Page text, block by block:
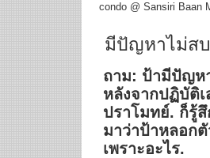
condo @ Sansiri Baan
มีปัญหาไม่ส
ถาม: ป้ามีปัญห
หลังจากปฏิบัติ
ปราโมทย์. ก็รู้
มาว่าป้าหลอกตั
เพราะอะไร.